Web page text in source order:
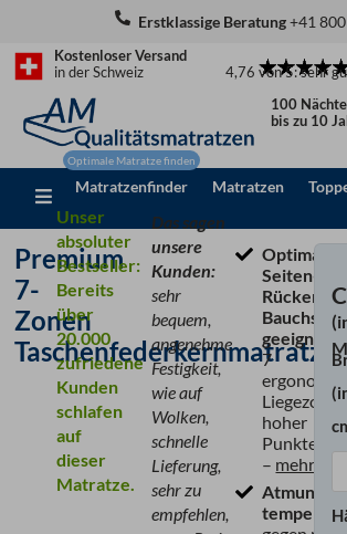
springen
Erstklassige Beratung+41
Kostenloser Versand
in der Schweiz
4,76 von 5: sehr
100
bis zu 10
Matratzenfinder Matratzen
Premium
7-
Zonen
Taschenfederkernmatratze
Unser
absoluter
Bestseller:
Bereits
über
20.000
zufriedene
Kunden
schlafen
auf
dieser
Matratze.
Das sagen
unsere
Kunden:
sehr
bequem,
angenehme
Festigkeit,
wie auf
Wolken,
schnelle
Lieferung,
sehr zu
empfehlen,
Optimal für
Seiten-,
Rücken- &
geeignet,
7
Liegezonen
hoher
– mehr Info